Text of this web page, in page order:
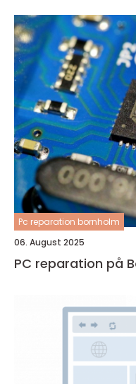
Pc reparation bornholm
06. August 2025
PC reparation på